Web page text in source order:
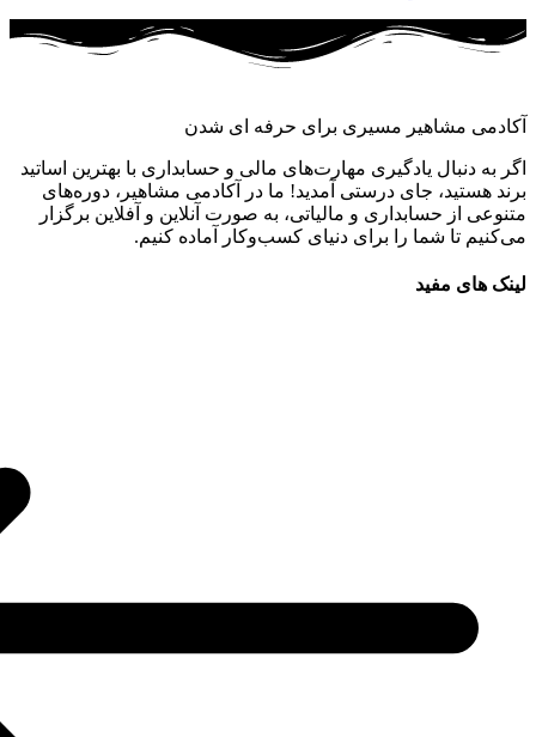
آکادمی مشاهیر مسیری برای حرفه ای شدن
اگر به دنبال یادگیری مهارت‌های مالی و حسابداری با بهترین اساتید
برند هستید، جای درستی آمدید! ما در آکادمی مشاهیر، دوره‌های
متنوعی از حسابداری و مالیاتی، به صورت آنلاین و آفلاین برگزار
می‌کنیم تا شما را برای دنیای کسب‌وکار آماده کنیم.
لینک های مفید